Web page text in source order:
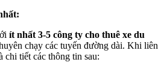
ít nhất 3-5 công ty cho thuê xe du
chạy các tuyến đường dài. Khi liên
chi tiết các thông tin sau: